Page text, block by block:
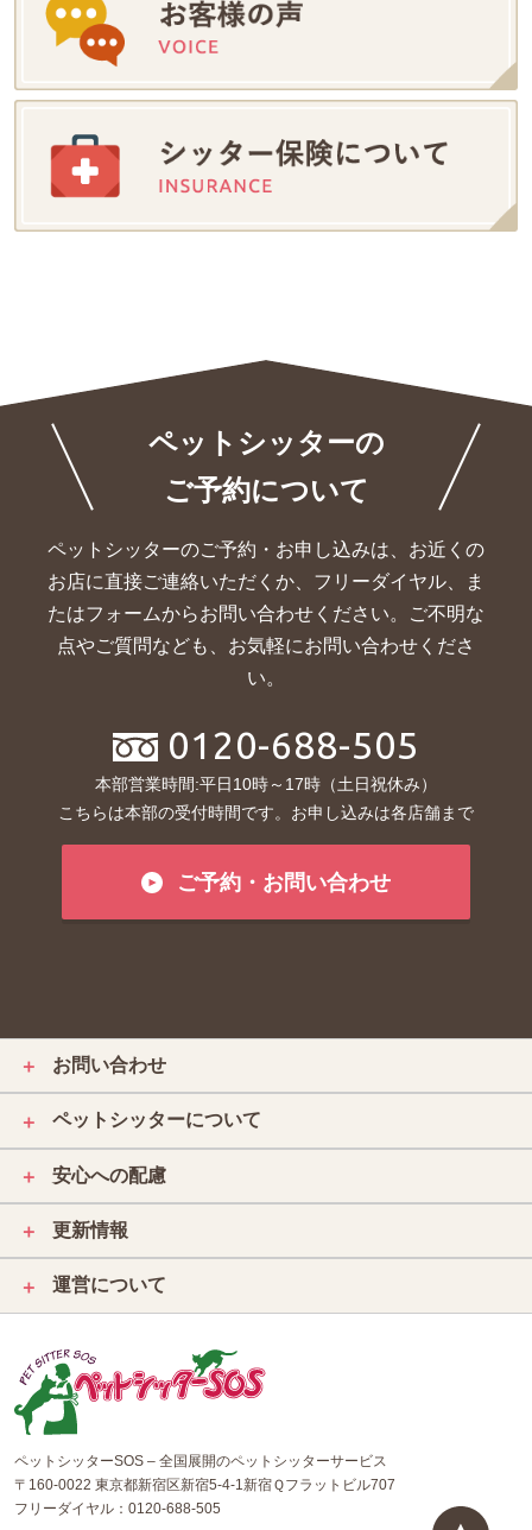
ペットシッターの
ご予約について
ペットシッターのご予約・お申し込みは、お近くの
お店に直接ご連絡いただくか、 フリーダイヤル、ま
たはフォームからお問い合わせください。ご不明な
点やご質問なども、お気軽にお問い合わせくださ
い。
0120-688-505
本部営業時間:平日10時～17時（土日祝休み）
こちらは本部の受付時間です。お申し込みは各店舗まで
ご予約・お問い合わせ
＋ お問い合わせ
＋ ペットシッターについて
＋ 安心への配慮
＋ 更新情報
＋ 運営について
ペットシッターSOS – 全国展開のペットシッターサービス
〒160-0022 東京都新宿区新宿5-4-1新宿Ｑフラットビル707
フリーダイヤル： 0120-688-505